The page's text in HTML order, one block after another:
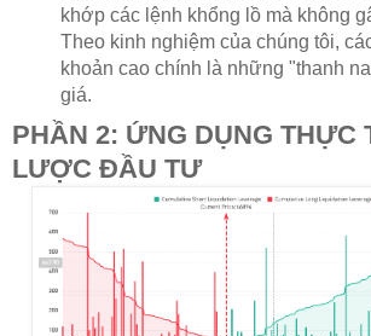
khớp các lệnh khổng lồ mà không
Theo kinh nghiệm của chúng tôi,
khoản cao chính là những "thanh
giá.
PHẦN 2: ỨNG DỤNG THỰC
LƯỢC ĐẦU TƯ